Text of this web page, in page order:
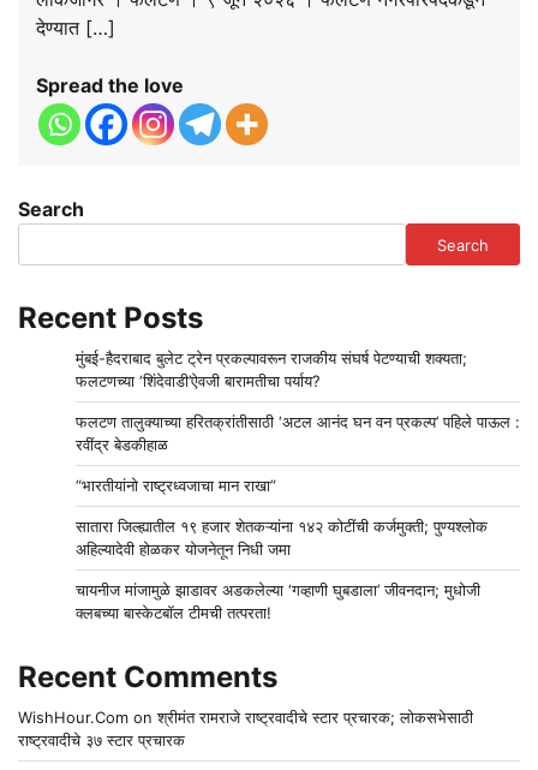
देण्यात […]
Spread the love
Search
Search
Recent Posts
मुंबई-हैदराबाद बुलेट ट्रेन प्रकल्पावरून राजकीय संघर्ष पेटण्याची शक्यता;
फलटणच्या ‘शिंदेवाडी’ऐवजी बारामतीचा पर्याय?
फलटण तालुक्याच्या हरितक्रांतीसाठी ‘अटल आनंद घन वन प्रकल्प’ पहिले पाऊल :
रवींद्र बेडकीहाळ
“भारतीयांनो राष्ट्रध्वजाचा मान राखा”
सातारा जिल्ह्यातील १९ हजार शेतकऱ्यांना १४२ कोटींची कर्जमुक्ती; पुण्यश्लोक
अहिल्यादेवी होळकर योजनेतून निधी जमा
चायनीज मांजामुळे झाडावर अडकलेल्या ‘गव्हाणी घुबडाला’ जीवनदान; मुधोजी
क्लबच्या बास्केटबॉल टीमची तत्परता!
Recent Comments
WishHour.Com onश्रीमंत रामराजे राष्ट्रवादीचे स्टार प्रचारक; लोकसभेसाठी
राष्ट्रवादीचे ३७ स्टार प्रचारक